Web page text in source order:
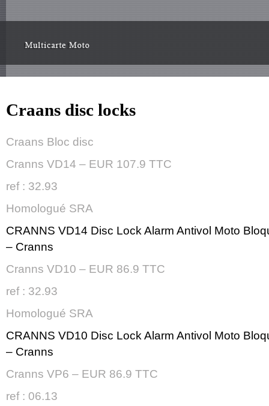
Craans disc locks
Craans Bloc disc
Cranns VD14 – EUR 107.9 TTC
ref : 32.93
Homologué SRA
CRANNS VD14 Disc Lock Alarm Antivol Moto
– Cranns
Cranns VD10 – EUR 86.9 TTC
ref : 32.93
Homologué SRA
CRANNS VD10 Disc Lock Alarm Antivol Moto
– Cranns
Cranns VP6 – EUR 86.9 TTC
ref : 06.13